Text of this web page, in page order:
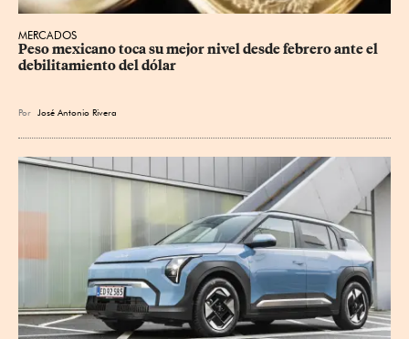
MERCADOS
Peso mexicano toca su mejor nivel desde febrero ante el
debilitamiento del dólar
Por José Antonio Rivera